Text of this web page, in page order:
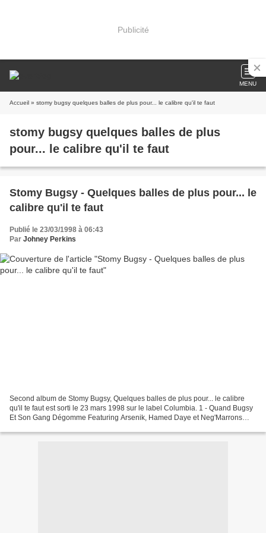
Publicité
MENU
Accueil » stomy bugsy quelques balles de plus pour... le calibre qu'il te faut
stomy bugsy quelques balles de plus
pour... le calibre qu'il te faut
Stomy Bugsy - Quelques balles de plus pour... le
calibre qu'il te faut
Publié le 23/03/1998 à 06:43
Par Johney Perkins
Second album de Stomy Bugsy, Quelques balles de plus pour... le calibre
qu'il te faut est sorti le 23 mars 1998 sur le label Columbia. 1 - Quand Bugsy
Et Son Gang Dégomme Featuring Arsenik, Hamed Daye et Neg'Marrons